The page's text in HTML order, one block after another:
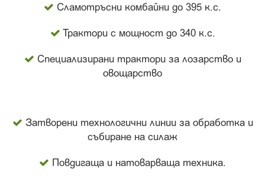
Сламотръсни комбайни до 395 к.с.
Трактори с мощност до 340 к.с.
Специализирани трактори за лозарство и
овощарство
Затворени технологични линии за обработка и
събиране на силаж
Повдигаща и натоварваща техника.